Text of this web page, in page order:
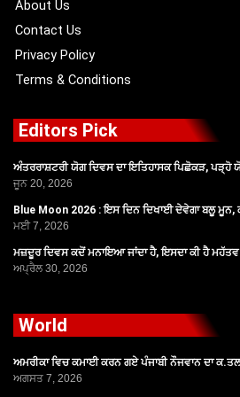
About Us
Contact Us
Privacy Policy
Terms & Conditions
Editors Pick
ਅੰਤਰਰਾਸ਼ਟਰੀ ਯੋਗ ਦਿਵਸ ਦਾ ਇਤਿਹਾਸਕ ਪਿਛੋਕੜ, ਪੜ੍ਹੋ
ਜੂਨ 20, 2026
Blue Moon 2026 : ਇਸ ਦਿਨ ਦਿਖਾਈ ਦੇਵੇਗਾ ਬਲੂ ਮੂਨ,
ਮਈ 7, 2026
ਮਜ਼ਦੂਰ ਦਿਵਸ ਕਦੋਂ ਮਨਾਇਆ ਜਾਂਦਾ ਹੈ, ਇਸਦਾ ਕੀ ਹੈ ਮਹੱਤਵ
ਅਪ੍ਰੈਲ 30, 2026
World
ਅਮਰੀਕਾ ਵਿਚ ਕਮਾਈ ਕਰਨ ਗਏ ਪੰਜਾਬੀ ਨੌਜਵਾਨ ਦਾ ਕ.ਤਲ
ਅਗਸਤ 7, 2026